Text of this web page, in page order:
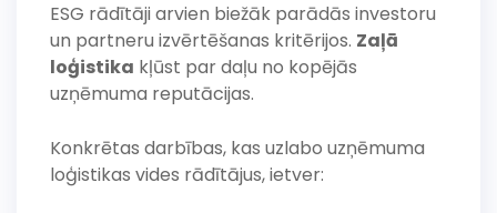
ESG rādītāji arvien biežāk parādās investoru
un partneru izvērtēšanas kritērijos. Zaļā
loģistika kļūst par daļu no kopējās
uzņēmuma reputācijas.
Konkrētas darbības, kas uzlabo uzņēmuma
loģistikas vides rādītājus, ietver: